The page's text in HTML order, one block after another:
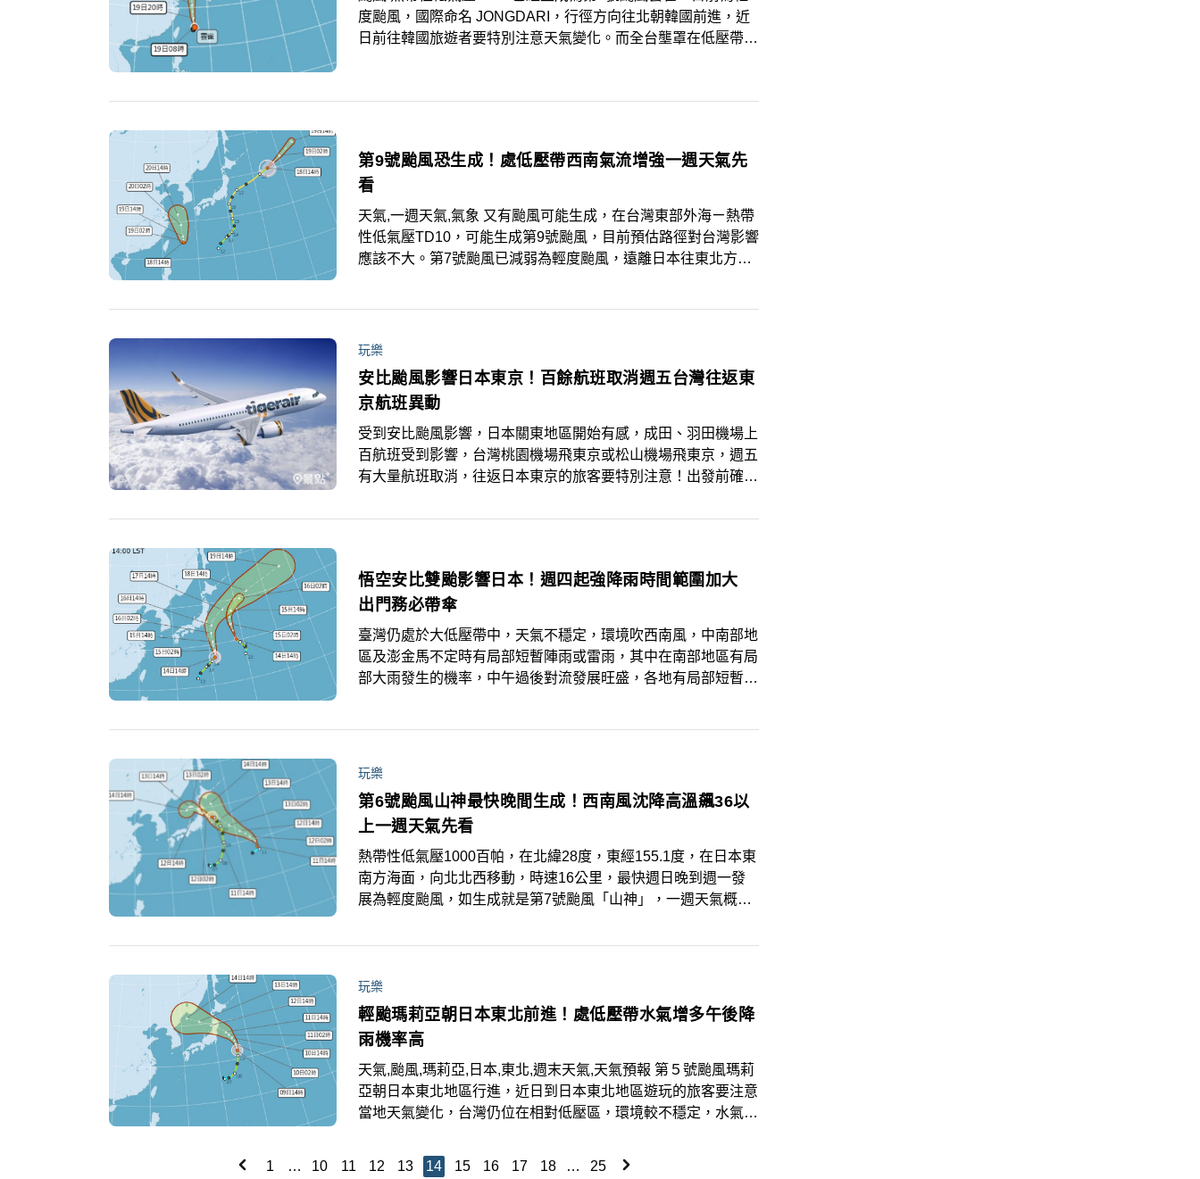
度颱風，國際命名 JONGDARI，行徑方向往北朝韓國前進，近
日前往韓國旅遊者要特別注意天氣變化。而全台壟罩在低壓帶，
第9號颱風恐生成！處低壓帶西南氣流增強一週天氣先
看
天氣,一週天氣,氣象 又有颱風可能生成，在台灣東部外海ㄧ熱帶
性低氣壓TD10，可能生成第9號颱風，目前預估路徑對台灣影響
應該不大。第7號颱風已減弱為輕度颱風，遠離日本往東北方向
玩樂
安比颱風影響日本東京！百餘航班取消週五台灣往返東
京航班異動
受到安比颱風影響，日本關東地區開始有感，成田、羽田機場上
百航班受到影響，台灣桃園機場飛東京或松山機場飛東京，週五
有大量航班取消，往返日本東京的旅客要特別注意！出發前確認
悟空安比雙颱影響日本！週四起強降雨時間範圍加大
出門務必帶傘
臺灣仍處於大低壓帶中，天氣不穩定，環境吹西南風，中南部地
區及澎金馬不定時有局部短暫陣雨或雷雨，其中在南部地區有局
部大雨發生的機率，中午過後對流發展旺盛，各地有局部短暫雷
氣溫方面，各地高溫普遍為３２至３４度，白天沒下雨時感受稍
玩樂
第6號颱風山神最快晚間生成！西南風沈降高溫飆36以
上一週天氣先看
熱帶性低氣壓1000百帕，在北緯28度，東經155.1度，在日本東
南方海面，向北北西移動，時速16公里，最快週日晚到週一發
展為輕度颱風，如生成就是第7號颱風「山神」，一週天氣概況
玩樂
輕颱瑪莉亞朝日本東北前進！處低壓帶水氣增多午後降
雨機率高
天氣,颱風,瑪莉亞,日本,東北,週末天氣,天氣預報 第５號颱風瑪莉
亞朝日本東北地區行進，近日到日本東北地區遊玩的旅客要注意
當地天氣變化，台灣仍位在相對低壓區，環境較不穩定，水氣也
氣的變化，週末天氣預報先看。
1 … 10 11 12 13 14 15 16 17 18 … 25